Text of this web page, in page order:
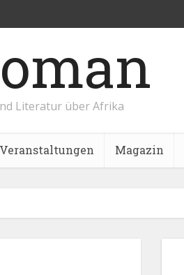
Literatur über Afrika
Veranstaltungen Magazin